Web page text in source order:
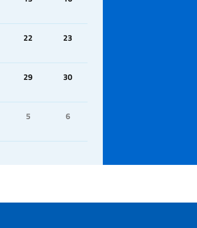
22 23
29 30
5 6